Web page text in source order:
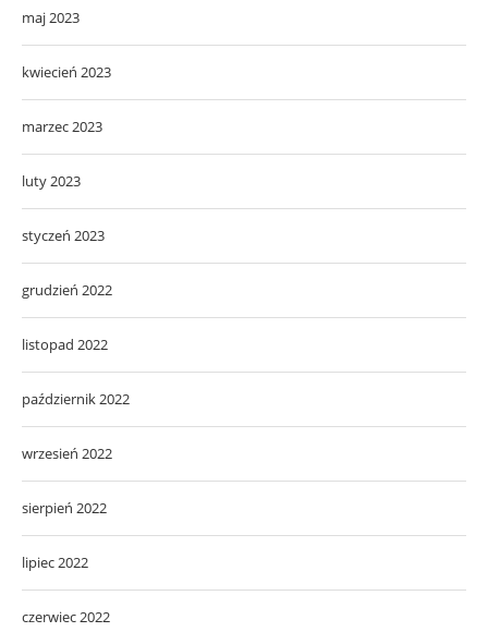
maj 2023
kwiecień 2023
marzec 2023
luty 2023
styczeń 2023
grudzień 2022
listopad 2022
październik 2022
wrzesień 2022
sierpień 2022
lipiec 2022
czerwiec 2022